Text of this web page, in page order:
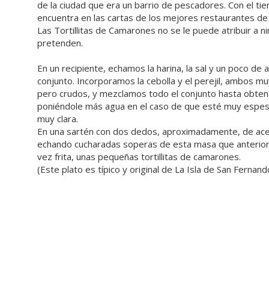
de la ciudad que era un barrio de pescadores. Con el
encuentra en las cartas de los mejores restaurantes
Las Tortillitas de Camarones no se le puede atribuir a
pretenden.
En un recipiente, echamos la harina, la sal y un poco
conjunto. Incorporamos la cebolla y el perejil, ambos
pero crudos, y mezclamos todo el conjunto hasta
poniéndole más agua en el caso de que esté muy
muy clara.
En una sartén con dos dedos, aproximadamente, de
echando cucharadas soperas de esta masa que
vez frita, unas pequeñas tortillitas de camarones.
(Este plato es típico y original de La Isla de San